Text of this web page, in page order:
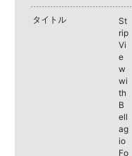
タイトル
St
rip
Vi
e
w
wi
th
B
ell
ag
io
Fo